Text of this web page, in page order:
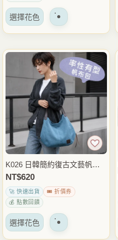
擇
選擇花色 該
有
多
種
變
體。
可
以
在
產
頁
上
擇
K026 日韓簡約復古文藝帆布
包 厚帆布肩背包 手提包 休閒
通勤托特包
NT$620
🚀 快速出貨
🎟️ 折價券
💰 點數回饋
選擇花色 該